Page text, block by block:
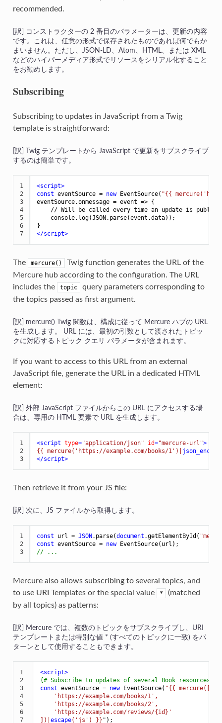
recommended.
コンストラクターの 2 番目のパラメーターは、更新の内容
です。これは、任意の形式で保存されたものであれば何でもか
まいません。ただし、JSON-LD、Atom、HTML、または XML
などのハイパーメディア形式でリソースをシリアル化すること
をお勧めします。
Subscribing
Subscribing to updates in JavaScript from a Twig
template is straightforward:
Twig テンプレートから JavaScript で更新をサブスクライブ
するのは簡単です。
1
2
3
4
5
6
7
<script>
const eventSource = new EventSource( "{{
eventSource.onmessage = event => {
// Will be called every time an update is
    console.log(JSON.parse(event.data));
</script>
The mercure()
Twig function generates the URL of the
Mercure hub according to the configuration. The URL
includes the
topic
query parameters corresponding to
the topics passed as first argument.
mercure() Twig 関数は、構成に従って Mercure ハブの URL
を生成します。 URL には、最初の引数として渡されたトピッ
クに対応するトピック クエリ パラメータが含まれます。
If you want to access to this URL from an external
JavaScript file, generate the URL in a dedicated HTML
element:
外部 JavaScript ファイルからこの URL にアクセスする場
合は、専用の HTML 要素で URL を生成します。
1
2
3
<script type="application/json" id="mercure-url">
{{ mercure('https://example.com/books/1')| json_encode
</script>
Then retrieve it from your JS file:
次に、JS ファイルから取得します。
1
2
3
const url = JSON .parse(document .getElementById(
const eventSource = new
// ...
Mercure also allows subscribing to several topics, and
to use URI Templates or the special value
*
(matched
by all topics) as patterns:
Mercure では、複数のトピックをサブスクライブし、URI
テンプレートまたは特別な値 * (すべてのトピックに一致) をパ
ターンとして使用することもできます。
1
2
3
4
5
6
7
<script>
{# Subscribe to updates of several Book resources
const eventSource = new EventSource( "{{ mercure([
    'https://example.com/books/1',
    'https://example.com/books/2',
    'https://example.com/reviews/{id}'
])| escape('js') }} ");